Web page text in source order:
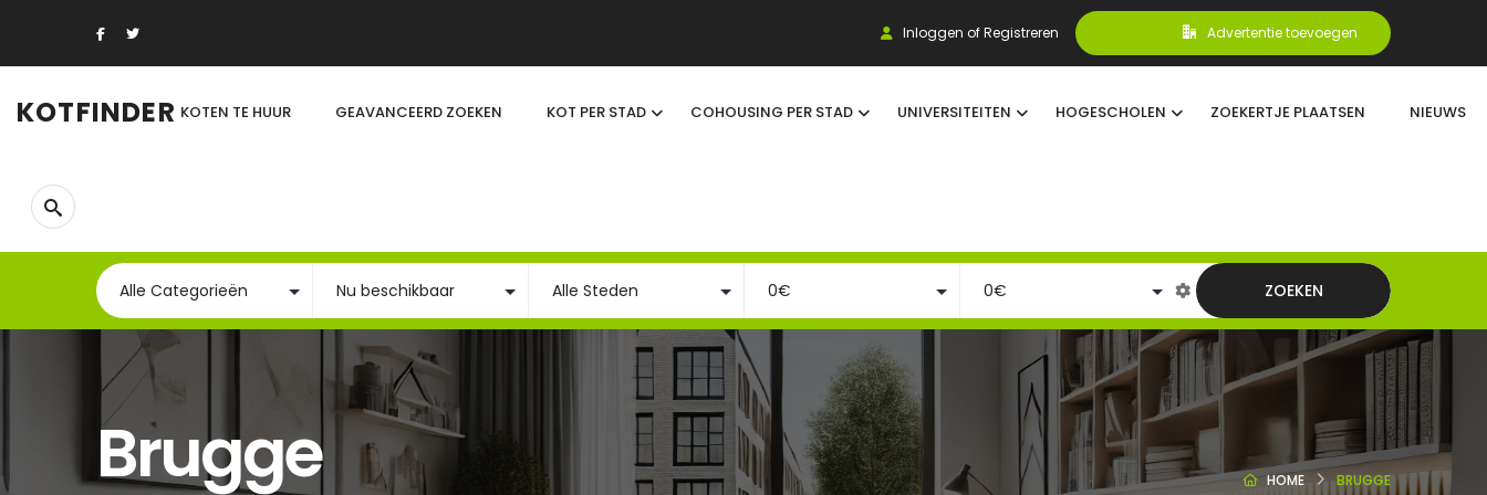
Inloggen of Registreren Advertentie toevoegen
KOTFINDER KOTEN TE HUUR GEAVANCEERD ZOEKEN KOT PER STAD COHOUSING PER STAD UNIVERSITEITEN HOGESCHOLEN ZOEKERTJE PLAATSEN NIEUWS
ZOEKEN
Brugge HOME BRUGGE